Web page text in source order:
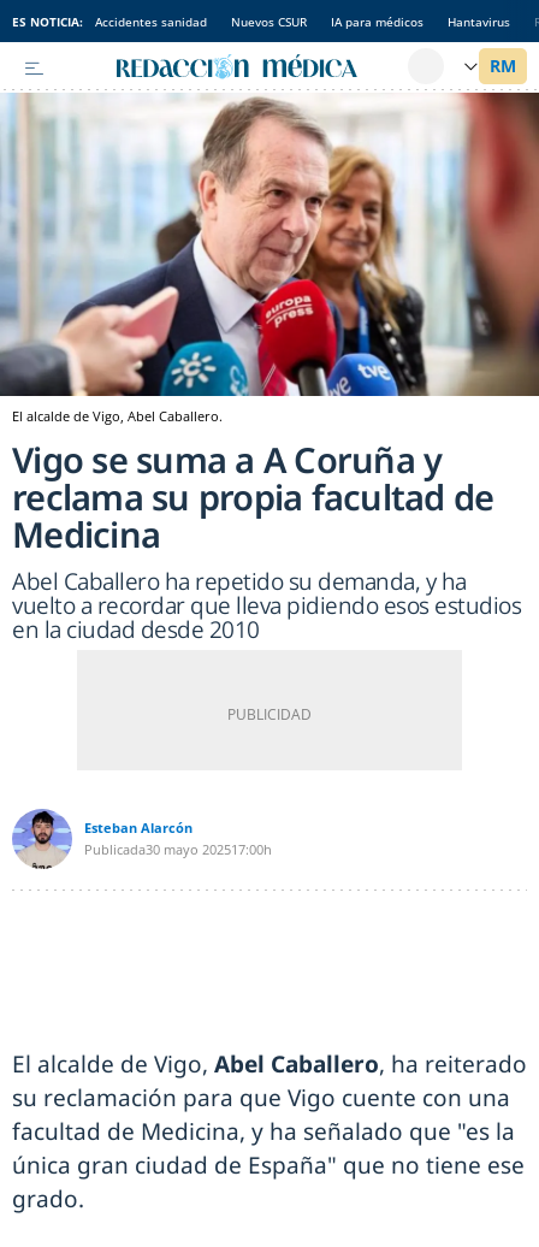
ES NOTICIA: Accidentes sanidad Nuevos CSUR IA para médicos Hantavirus
El alcalde de Vigo, Abel Caballero.
Vigo se suma a A Coruña y
reclama su propia facultad de
Medicina
Abel Caballero ha repetido su demanda, y ha
vuelto a recordar que lleva pidiendo esos estudios
en la ciudad desde 2010
Esteban Alarcón
Publicada30 mayo 202517:00h
El alcalde de Vigo, Abel Caballero, ha reiterado
su reclamación para que Vigo cuente con una
facultad de Medicina, y ha señalado que "es la
única gran ciudad de España" que no tiene ese
grado.